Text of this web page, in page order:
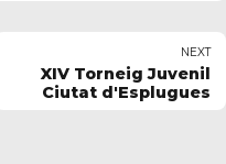
NEXT
XIV Torneig Juvenil
Ciutat d'Esplugues